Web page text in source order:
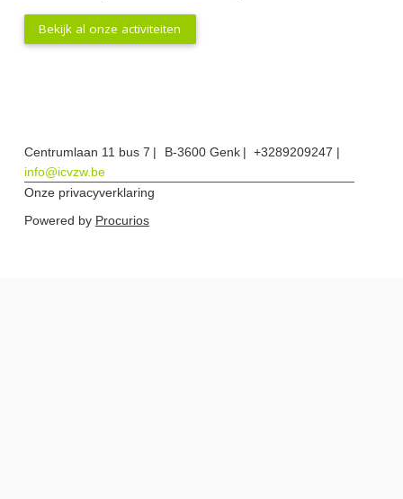
Bekijk al onze activiteiten
Centrumlaan 11 bus 7 B-3600 Genk
+3289209247
info@icvzw.be
Onze privacyverklaring
Powered by Procurios